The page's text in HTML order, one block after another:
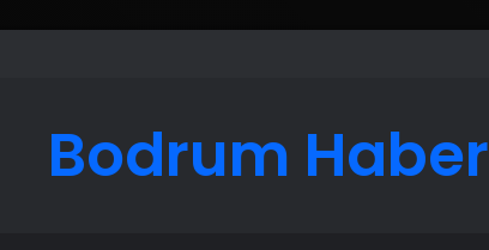
Bodrum Haber